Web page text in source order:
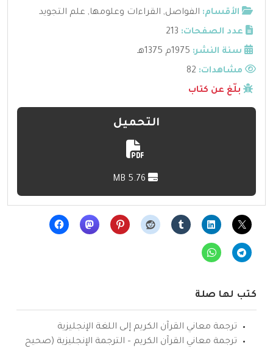
الأقسام: الفواصل, القراءات وعلومها, علم التجويد
عدد الصفحات: 213
سنة النشر: 1975م 1375هـ
مشاهدات:
بلّغ عن كتاب
التحميل
كتب لها صلة
ترجمة معاني القرآن الكريم إلى اللغة الإنجليزية
ترجمة معاني القرآن الكريم – الترجمة الإنجليزية (صحيح